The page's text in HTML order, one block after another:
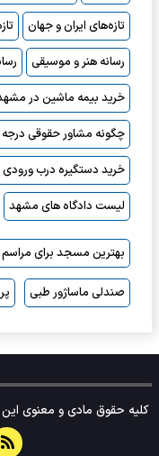
تازه‌های ایران و جهان
رسانه هنر و موسیقی
خرید بیمه ماشین در
چگونه مشاور حقوقی درجه 1 در مشهد پیدا کنیم؟
خرید دستگیره درب ورودی
لیست دادگاه های مشهد
بهترین مسجد برای
صندلی ماساژور طبی
کلیه حقوق مادی و معنوی